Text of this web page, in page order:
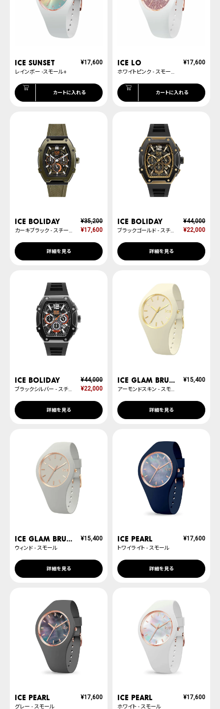
ICE sunset
レインボー -スモール+
¥17,600
カートに入れる
ICE lo
ホワイトピンク - スモール+
¥17,600
カートに入れる
ICE boliday
カーキブラック - スチール - ミディアム
¥35,200
¥17,600
詳細を見る
ICE boliday
ブラックゴールド - スチール - ラージ
¥44,000
¥22,000
詳細を見る
ICE boliday
ブラックシルバー - スチール - ラージ
¥44,000
¥22,000
詳細を見る
ICE glam brushed
アーモンドスキン - スモール
¥15,400
詳細を見る
ICE glam brushed
ウィンド - スモール
¥15,400
詳細を見る
ICE pearl
トワイライト - スモール
¥17,600
詳細を見る
ICE pearl
グレー - スモール
¥17,600 ICE pearl
ホワイト - スモール
¥17,600